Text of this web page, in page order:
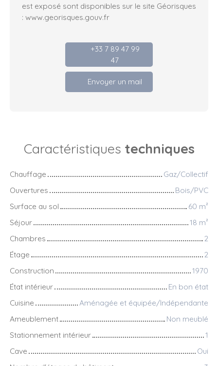
est exposé sont disponibles sur le site Géorisques
: www.georisques.gouv.fr
+33 7 89 47 99
47
Envoyer un mail
Caractéristiques techniques
Chauffage
Gaz/Collectif
Ouvertures
Bois/PVC
Surface au sol
60 m²
Séjour
18 m²
Chambres
2
Étage
2
Construction
1970
État intérieur
En bon état
Cuisine
Aménagée et équipée/Indépendante
Ameublement
Non meublé
Stationnement intérieur
1
Cave
Oui